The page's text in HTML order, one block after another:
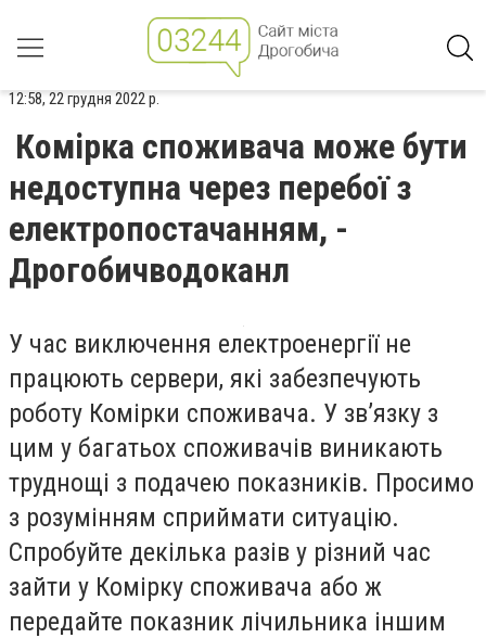
12:58, 22 грудня 2022 р.
Комірка споживача може бути
недоступна через перебої з
електропостачанням, -
Дрогобичводоканл
У час виключення електроенергії не
працюють сервери, які забезпечують
роботу Комірки споживача. У зв’язку з
цим у багатьох споживачів виникають
труднощі з подачею показників. Просимо
з розумінням сприймати ситуацію.
Спробуйте декілька разів у різний час
зайти у Комірку споживача або ж
передайте показник лічильника іншим